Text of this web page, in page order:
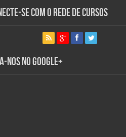
se com o Rede de Cursos
nos no Google+